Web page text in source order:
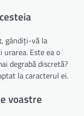
, gândiți-vă la
urarea. Este ea o
degrabă discretă?
la caracterul ei.
voastre